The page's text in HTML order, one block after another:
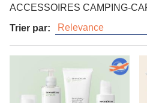
ACCESSOIRES CAMPING-
Trier par: